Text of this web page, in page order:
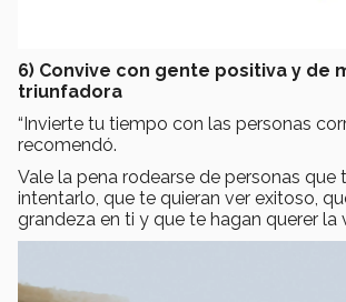
6) Convive con gente positiva y de
triunfadora
“Invierte tu tiempo con las personas
recomendó.
Vale la pena rodearse de personas que
intentarlo, que te quieran ver exitoso,
grandeza en ti y que te hagan querer la